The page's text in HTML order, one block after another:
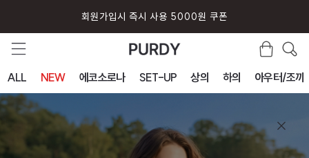
퍼디 앱 설치시 10% 할인 쿠폰
ALL NEW 에코소로나 SET-UP 상의 하의 아우터/조끼